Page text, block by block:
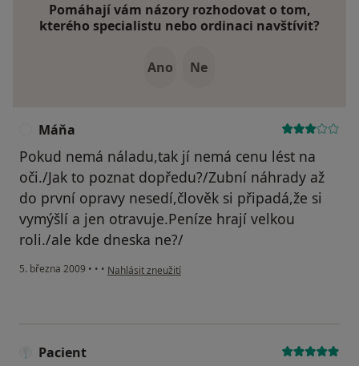
Pomáhají vám názory rozhodovat o tom,
kterého specialistu nebo ordinaci navštívit?
Ano Ne
Máňa
Pokud nemá náladu,tak jí nemá cenu lést na
oči./Jak to poznat dopředu?/Zubní náhrady až
do první opravy nesedí,člověk si připadá,že si
vymýšlí a jen otravuje.Peníze hrají velkou
roli./ale kde dneska ne?/
5. března 2009 • • • podle názoru uživatele Máňa
Nahlásit zneužití
Pacient